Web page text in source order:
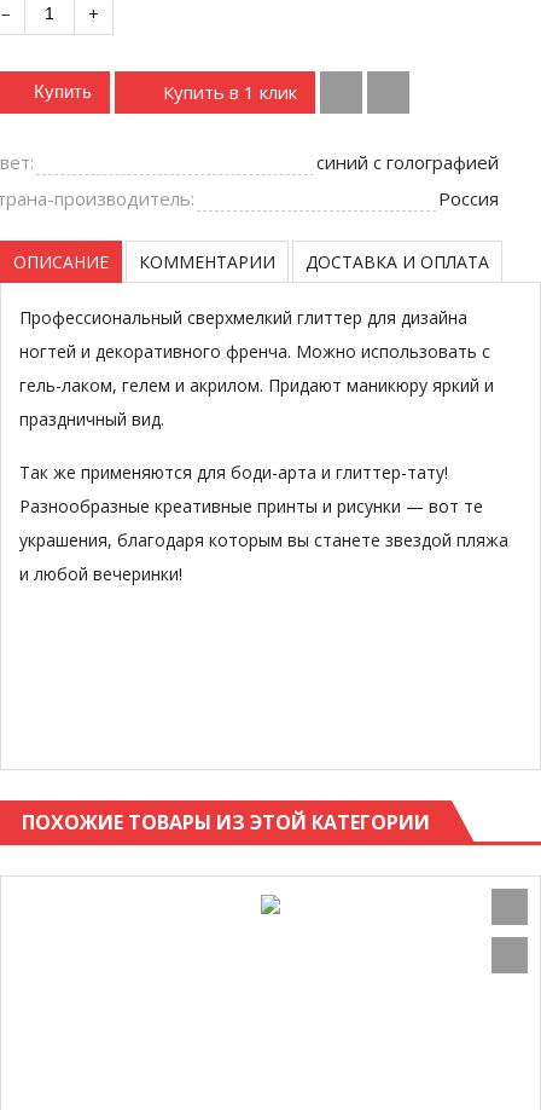
− +
Купить Купить в 1 клик
синий с голографией
производитель:
Россия
ОПИСАНИЕ КОММЕНТАРИИ ДОСТАВКА И ОПЛАТА
Профессиональный сверхмелкий глиттер для дизайна
ногтей и декоративного френча. Можно использовать с
гель-лаком, гелем и акрилом. Придают маникюру яркий и
праздничный вид.
Так же применяются для боди-арта и глиттер-тату!
Разнообразные креативные принты и рисунки — вот те
украшения, благодаря которым вы станете звездой пляжа
и любой вечеринки!
ПОХОЖИЕ ТОВАРЫ ИЗ ЭТОЙ КАТЕГОРИИ